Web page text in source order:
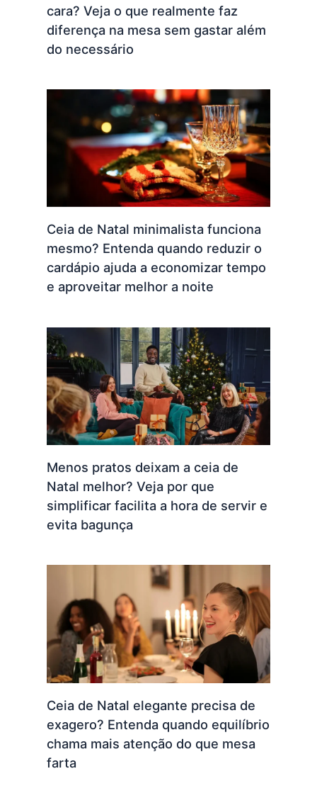
cara? Veja o que realmente faz
diferença na mesa sem gastar além
do necessário
Ceia de Natal minimalista funciona
mesmo? Entenda quando reduzir o
cardápio ajuda a economizar tempo
e aproveitar melhor a noite
Menos pratos deixam a ceia de
Natal melhor? Veja por que
simplificar facilita a hora de servir e
evita bagunça
Ceia de Natal elegante precisa de
exagero? Entenda quando equilíbrio
chama mais atenção do que mesa
farta